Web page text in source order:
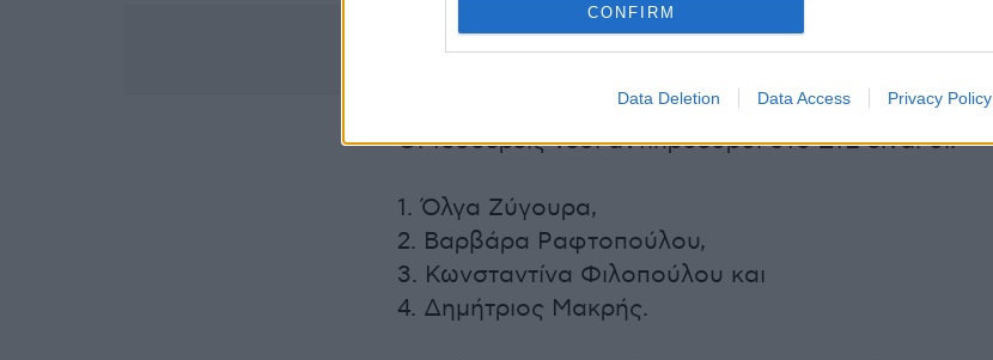
CONFIRM
Data Deletion Data Access Privacy Policy
Οι τέσσερεις νέοι αντιπρόεδροι στο ΣτΕ είναι οι:
1. Όλγα Ζύγουρα,
2. Βαρβάρα Ραφτοπούλου,
3. Κωνσταντίνα Φιλοπούλου και
4. Δημήτριος Μακρής.